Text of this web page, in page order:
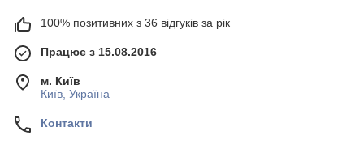
100% позитивних з 36 відгуків за рік
Працює з 15.08.2016
м. Київ
Київ, Україна
Контакти